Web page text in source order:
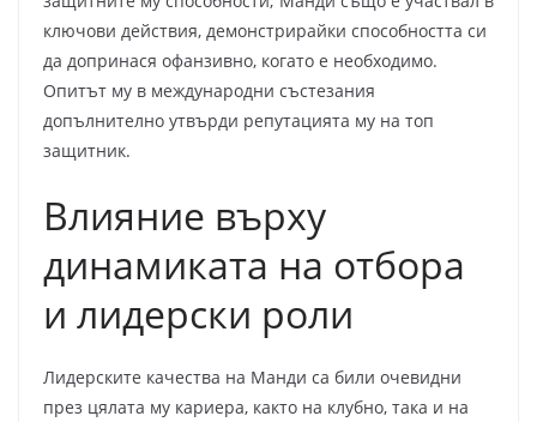
ключови действия, демонстрирайки способността си
да допринася офанзивно, когато е необходимо.
Опитът му в международни състезания
допълнително утвърди репутацията му на топ
защитник.
Влияние върху
динамиката на отбора
и лидерски роли
Лидерските качества на Манди са били очевидни
през цялата му кариера, както на клубно, така и на